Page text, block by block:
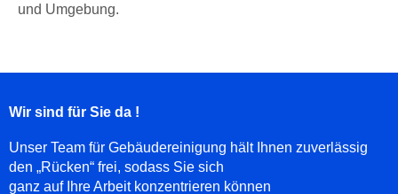
und Umgebung.
Wir sind für Sie da !
Unser Team für Gebäudereinigung hält Ihnen zuverlässig
den „Rücken“ frei, sodass Sie sich
ganz auf Ihre Arbeit konzentrieren können